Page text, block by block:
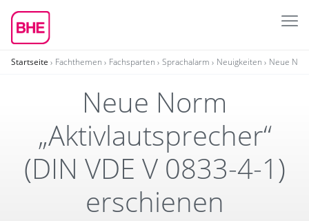
Startseite Fachthemen Fachsparten Sprachalarm Neuigkeiten Neue
Neue Norm
„Aktivlautsprecher“
(DIN VDE V 0833-4-1)
erschienen